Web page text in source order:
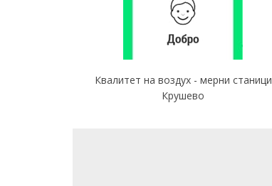
Квалитет на воздух - мерни станици
Крушево